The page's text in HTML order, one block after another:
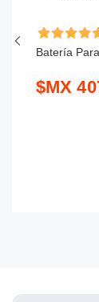
Batería
$MX